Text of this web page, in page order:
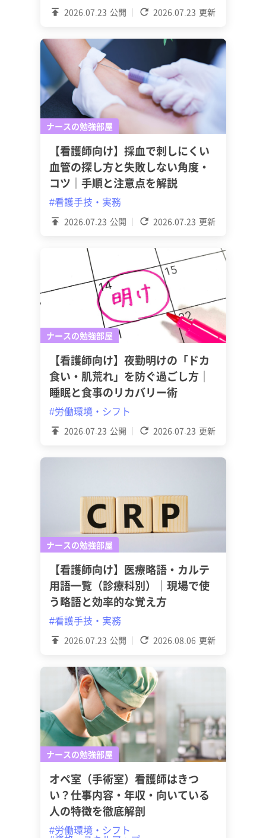
2026.07.23 公開 2026.07.23 更新
ナースの勉強部屋
2026.07.23 公開 2026.07.23 更新
【看護師向け】採血で刺しにくい
血管の探し方と失敗しない角度・
コツ｜手順と注意点を解説
#看護手技・実務
ナースの勉強部屋
2026.07.23 公開 2026.07.23 更新
【看護師向け】夜勤明けの「ドカ
食い・肌荒れ」を防ぐ過ごし方｜
睡眠と食事のリカバリー術
#労働環境・シフト
ナースの勉強部屋
2026.07.23 公開 2026.08.06 更新
【看護師向け】医療略語・カルテ
用語一覧（診療科別）｜現場で使
う略語と効率的な覚え方
#看護手技・実務
ナースの勉強部屋
オペ室（手術室）看護師はきつ
い？仕事内容・年収・向いている
人の特徴を徹底解剖
#労働環境・シフト